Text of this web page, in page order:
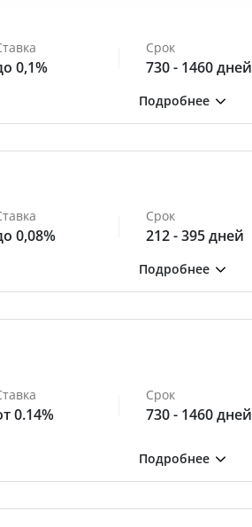
0,1%
Срок
730 - 1460 дней
0,08%
Срок
212 - 395 дней
0.14%
Срок
730 - 1460 дней